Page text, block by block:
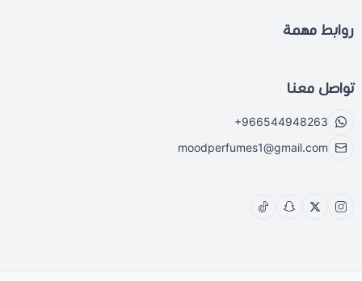
روابط مهمة
تواصل معنا
+966544948263
moodperfumes1@gmail.com